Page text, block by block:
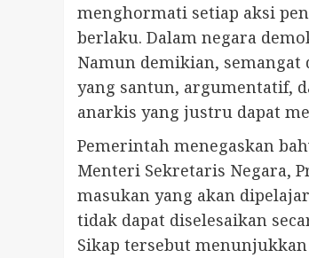
menghormati setiap aksi
berlaku. Dalam negara
Namun demikian,
yang santun, argumentatif,
anarkis yang justru dapat
Pemerintah menegaskan
Menteri Sekretaris Negara,
masukan yang akan
tidak dapat diselesaikan
Sikap tersebut